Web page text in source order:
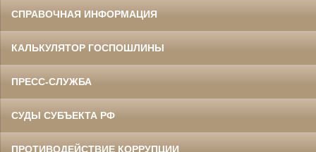
СПРАВОЧНАЯ ИНФОРМАЦИЯ
КАЛЬКУЛЯТОР ГОСПОШЛИНЫ
ПРЕСС-СЛУЖБА
СУДЫ СУБЪЕКТА РФ
ПРОТИВОДЕЙСТВИЕ КОРРУПЦИИ